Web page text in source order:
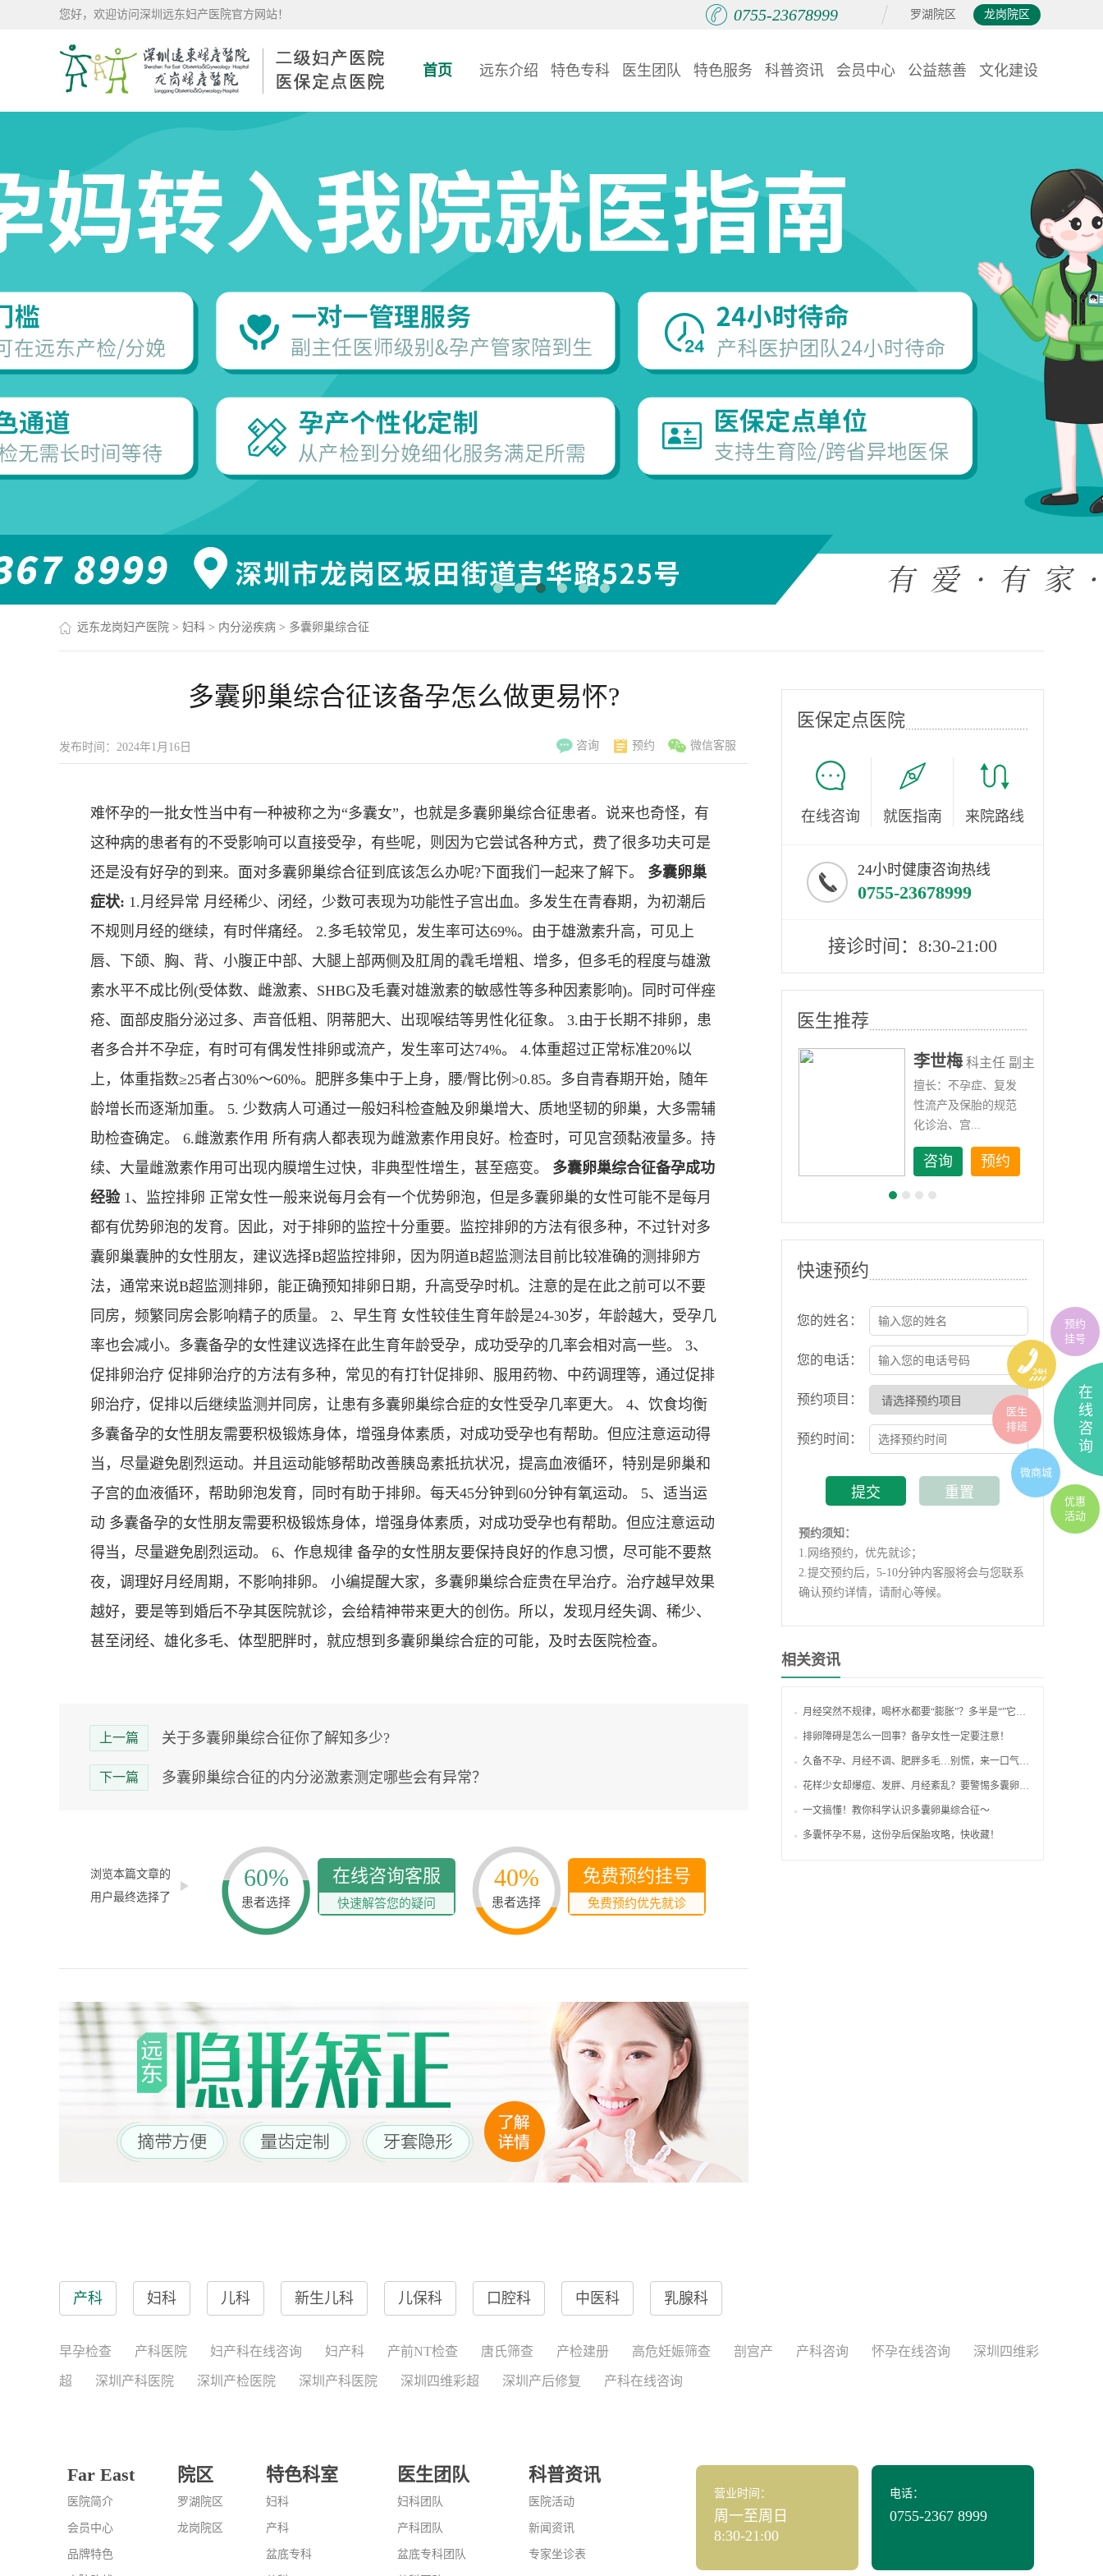
您好，欢迎访问深圳远东妇产医院官方网站！ 罗湖院区 龙岗院区
0755-23678999
首页 远东介绍 特色专科 医生团队 特色服务 科普资讯 会员中心 公益慈善 文化建设
远东龙岗妇产医院 > 妇科 > 内分泌疾病 > 多囊卵巢综合征
多囊卵巢综合征该备孕怎么做更易怀?
发布时间：2024年1月16日 咨询 预约 微信客服
难怀孕的一批女性当中有一种被称之为“多囊女”，也就是多囊卵巢综合征患者。说来也奇怪，有
这种病的患者有的不受影响可以直接受孕，有些呢，则因为它尝试各种方式，费了很多功夫可是
还是没有好孕的到来。面对多囊卵巢综合征到底该怎么办呢?下面我们一起来了解下。 多囊卵巢
症状: 1.月经异常 月经稀少、闭经，少数可表现为功能性子宫出血。多发生在青春期，为初潮后
不规则月经的继续，有时伴痛经。 2.多毛较常见，发生率可达69%。由于雄激素升高，可见上
唇、下颌、胸、背、小腹正中部、大腿上部两侧及肛周的毳毛增粗、增多，但多毛的程度与雄激
素水平不成比例(受体数、雌激素、SHBG及毛囊对雄激素的敏感性等多种因素影响)。同时可伴痤
疮、面部皮脂分泌过多、声音低粗、阴蒂肥大、出现喉结等男性化征象。 3.由于长期不排卵，患
者多合并不孕症，有时可有偶发性排卵或流产，发生率可达74%。 4.体重超过正常标准20%以
上，体重指数≥25者占30%～60%。肥胖多集中于上身，腰/臀比例>0.85。多自青春期开始，随年
龄增长而逐渐加重。 5. 少数病人可通过一般妇科检查触及卵巢增大、质地坚韧的卵巢，大多需辅
助检查确定。 6.雌激素作用 所有病人都表现为雌激素作用良好。检查时，可见宫颈黏液量多。持
续、大量雌激素作用可出现内膜增生过快，非典型性增生，甚至癌变。 多囊卵巢综合征备孕成功
经验1、监控排卵 正常女性一般来说每月会有一个优势卵泡，但是多囊卵巢的女性可能不是每月
都有优势卵泡的发育。因此，对于排卵的监控十分重要。监控排卵的方法有很多种，不过针对多
囊卵巢囊肿的女性朋友，建议选择B超监控排卵，因为阴道B超监测法目前比较准确的测排卵方
法，通常来说B超监测排卵，能正确预知排卵日期，升高受孕时机。注意的是在此之前可以不要
同房，频繁同房会影响精子的质量。 2、早生育 女性较佳生育年龄是24-30岁，年龄越大，受孕几
率也会减小。多囊备孕的女性建议选择在此生育年龄受孕，成功受孕的几率会相对高一些。 3、
促排卵治疗 促排卵治疗的方法有多种，常见的有打针促排卵、服用药物、中药调理等，通过促排
卵治疗，促排以后继续监测并同房，让患有多囊卵巢综合症的女性受孕几率更大。 4、饮食均衡
多囊备孕的女性朋友需要积极锻炼身体，增强身体素质，对成功受孕也有帮助。但应注意运动得
当，尽量避免剧烈运动。并且运动能够帮助改善胰岛素抵抗状况，提高血液循环，特别是卵巢和
子宫的血液循环，帮助卵泡发育，同时有助于排卵。每天45分钟到60分钟有氧运动。 5、适当运
动 多囊备孕的女性朋友需要积极锻炼身体，增强身体素质，对成功受孕也有帮助。但应注意运动
得当，尽量避免剧烈运动。 6、作息规律 备孕的女性朋友要保持良好的作息习惯，尽可能不要熬
夜，调理好月经周期，不影响排卵。 小编提醒大家，多囊卵巢综合症贵在早治疗。治疗越早效果
越好，要是等到婚后不孕其医院就诊，会给精神带来更大的创伤。所以，发现月经失调、稀少、
甚至闭经、雄化多毛、体型肥胖时，就应想到多囊卵巢综合症的可能，及时去医院检查。
上一篇 关于多囊卵巢综合征你了解知多少?
下一篇 多囊卵巢综合征的内分泌激素测定哪些会有异常？
浏览本篇文章的
用户最终选择了
60%
患者选择
在线咨询客服
快速解答您的疑问
40%
患者选择
免费预约挂号
免费预约优先就诊
医保定点医院
在线咨询 就医指南 来院路线
24小时健康咨询热线
0755-23678999
接诊时间：8:30-21:00
医生推荐
李翠玲
擅长：妇科常见病、
多发病的诊治，如顽
咨询
李世梅 科主任 副主
任医师
擅长：不孕症、复发
性流产及保胎的规范
化诊治、宫...
咨询 预约
快速预约
您的姓名：
您的电话：
预约项目：
预约时间：
预约须知：
1. 网络预约，优先就诊；
2.提交预约后，5-10分钟内客服将会与您联系
确认预约详情，请耐心等候。
相关资讯
月经突然不规律，喝杯水都要“膨胀”？多半是“”它在搞事情
排卵障碍是怎么一回事？备孕女性一定要注意！
久备不孕、月经不调、肥胖多毛…别慌，来一口气读懂“多囊卵巢综合征”
花样少女却爆痘、发胖、月经紊乱？要警惕多囊卵巢哦！
一文搞懂！教你科学认识多囊卵巢综合征～
多囊怀孕不易，这份孕后保胎攻略，快收藏！
产科 妇科 儿科 新生儿科 儿保科 口腔科 中医科 乳腺科
早孕检查 产科医院 妇产科在线咨询 妇产科 产前NT检查 唐氏筛查 产检建册 高危妊娠筛查 剖宫产 产科咨询 怀孕在线咨询 深圳四维彩
超 深圳产科医院 深圳产检医院 深圳产科医院 深圳四维彩超 深圳产后修复 产科在线咨询
Far East
医院简介
会员中心
品牌特色
院区
罗湖院区
龙岗院区
特色科室
妇科
产科
盆底专科
医生团队
妇科团队
产科团队
盆底专科团队
科普资讯
医院活动
新闻资讯
专家坐诊表
营业时间：
周一至周日
8:30-21:00
电话：
0755-2367 8999
在
线
咨
询
预约
挂号
医生
排班
微商城
优惠
活动